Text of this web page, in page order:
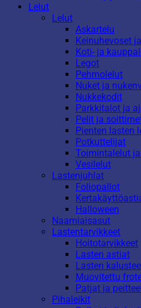
Lelut
Lelut
Askartelu
Keinuhevoset
Koti- ja
Legot
Pehmolelut
Nuket ja
Nukkekodit
Parkkitalot ja
Pelit ja
Pienten lasten
Potkuttelijat
Toimintalelut
Vesilelut
Lastenjuhlat
Foliopallot
Halloween
Naamiaisasut
Lastentarvikkeet
Hoitotarvikkeet
Lasten astiat
Lasten
Muovitettu
Patjat ja
Pihaleikit